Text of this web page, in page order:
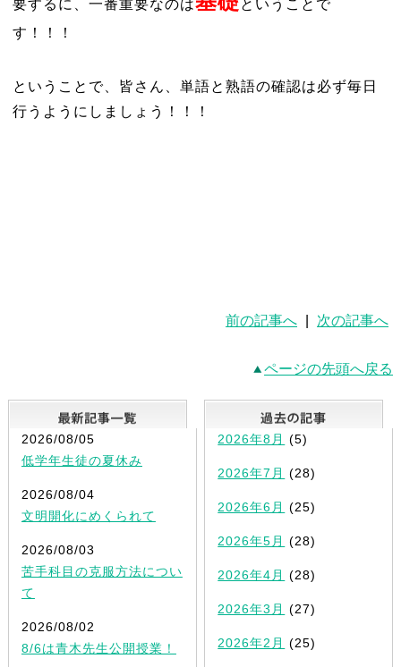
要するに、一番重要なのは
ということで
す！！！
ということで、皆さん、単語と熟語の確認は必ず毎日
行うようにしましょう！！！
前の記事へ 次の記事へ
ページの先頭へ戻る
最新記事一覧
2026/08/05
低学年生徒の夏休み
2026/08/04
文明開化にめくられて
2026/08/03
苦手科目の克服方法につい
て
2026/08/02
8/6は青木先生公開授業！
2026年8月 (5)
2026年7月 (28)
2026年6月 (25)
2026年5月 (28)
2026年4月 (28)
2026年3月 (27)
2026年2月 (25)